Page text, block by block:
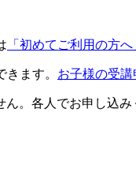
「初めてご利用の方へ
ます。 お子様の受
。各人でお申し込